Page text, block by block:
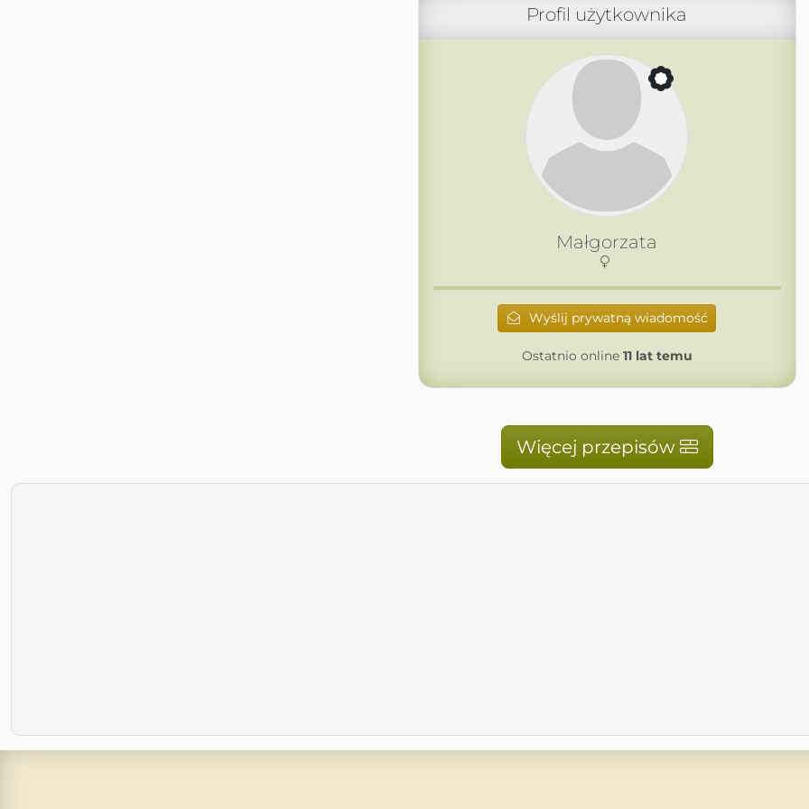
Profil użytkownika
Małgorzata
Wyślij prywatną wiadomość
Ostatnio online 11 lat temu
Więcej przepisów